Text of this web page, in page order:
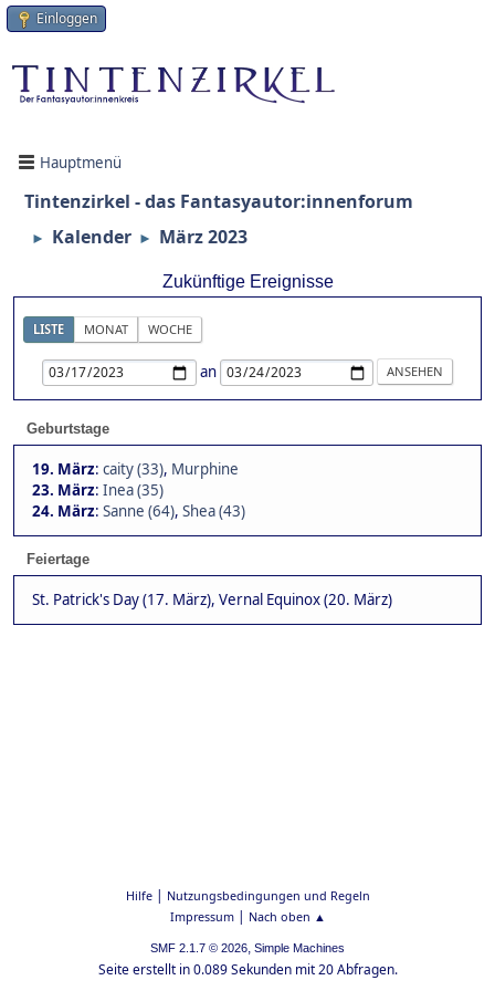
Einloggen
Hauptmenü
Tintenzirkel - das Fantasyautor:innenforum
► Kalender ► März 2023
Zukünftige Ereignisse
LISTE MONAT WOCHE
an
Geburtstage
19. März: caity (33), Murphine
23. März: Inea (35)
24. März: Sanne (64), Shea (43)
Feiertage
St. Patrick's Day (17. März), Vernal Equinox (20. März)
Hilfe| Nutzungsbedingungen und Regeln
Impressum| Nach oben ▲
SMF 2.1.7 © 2026, Simple Machines
Seite erstellt in 0.089 Sekunden mit 20 Abfragen.